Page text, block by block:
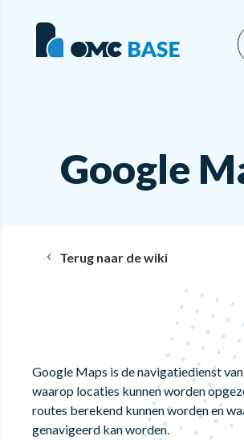
Google
Terug naar de wiki
Google Maps is de navigatiedienst
waarop locaties kunnen worden
routes berekend kunnen worden en
genavigeerd kan worden.